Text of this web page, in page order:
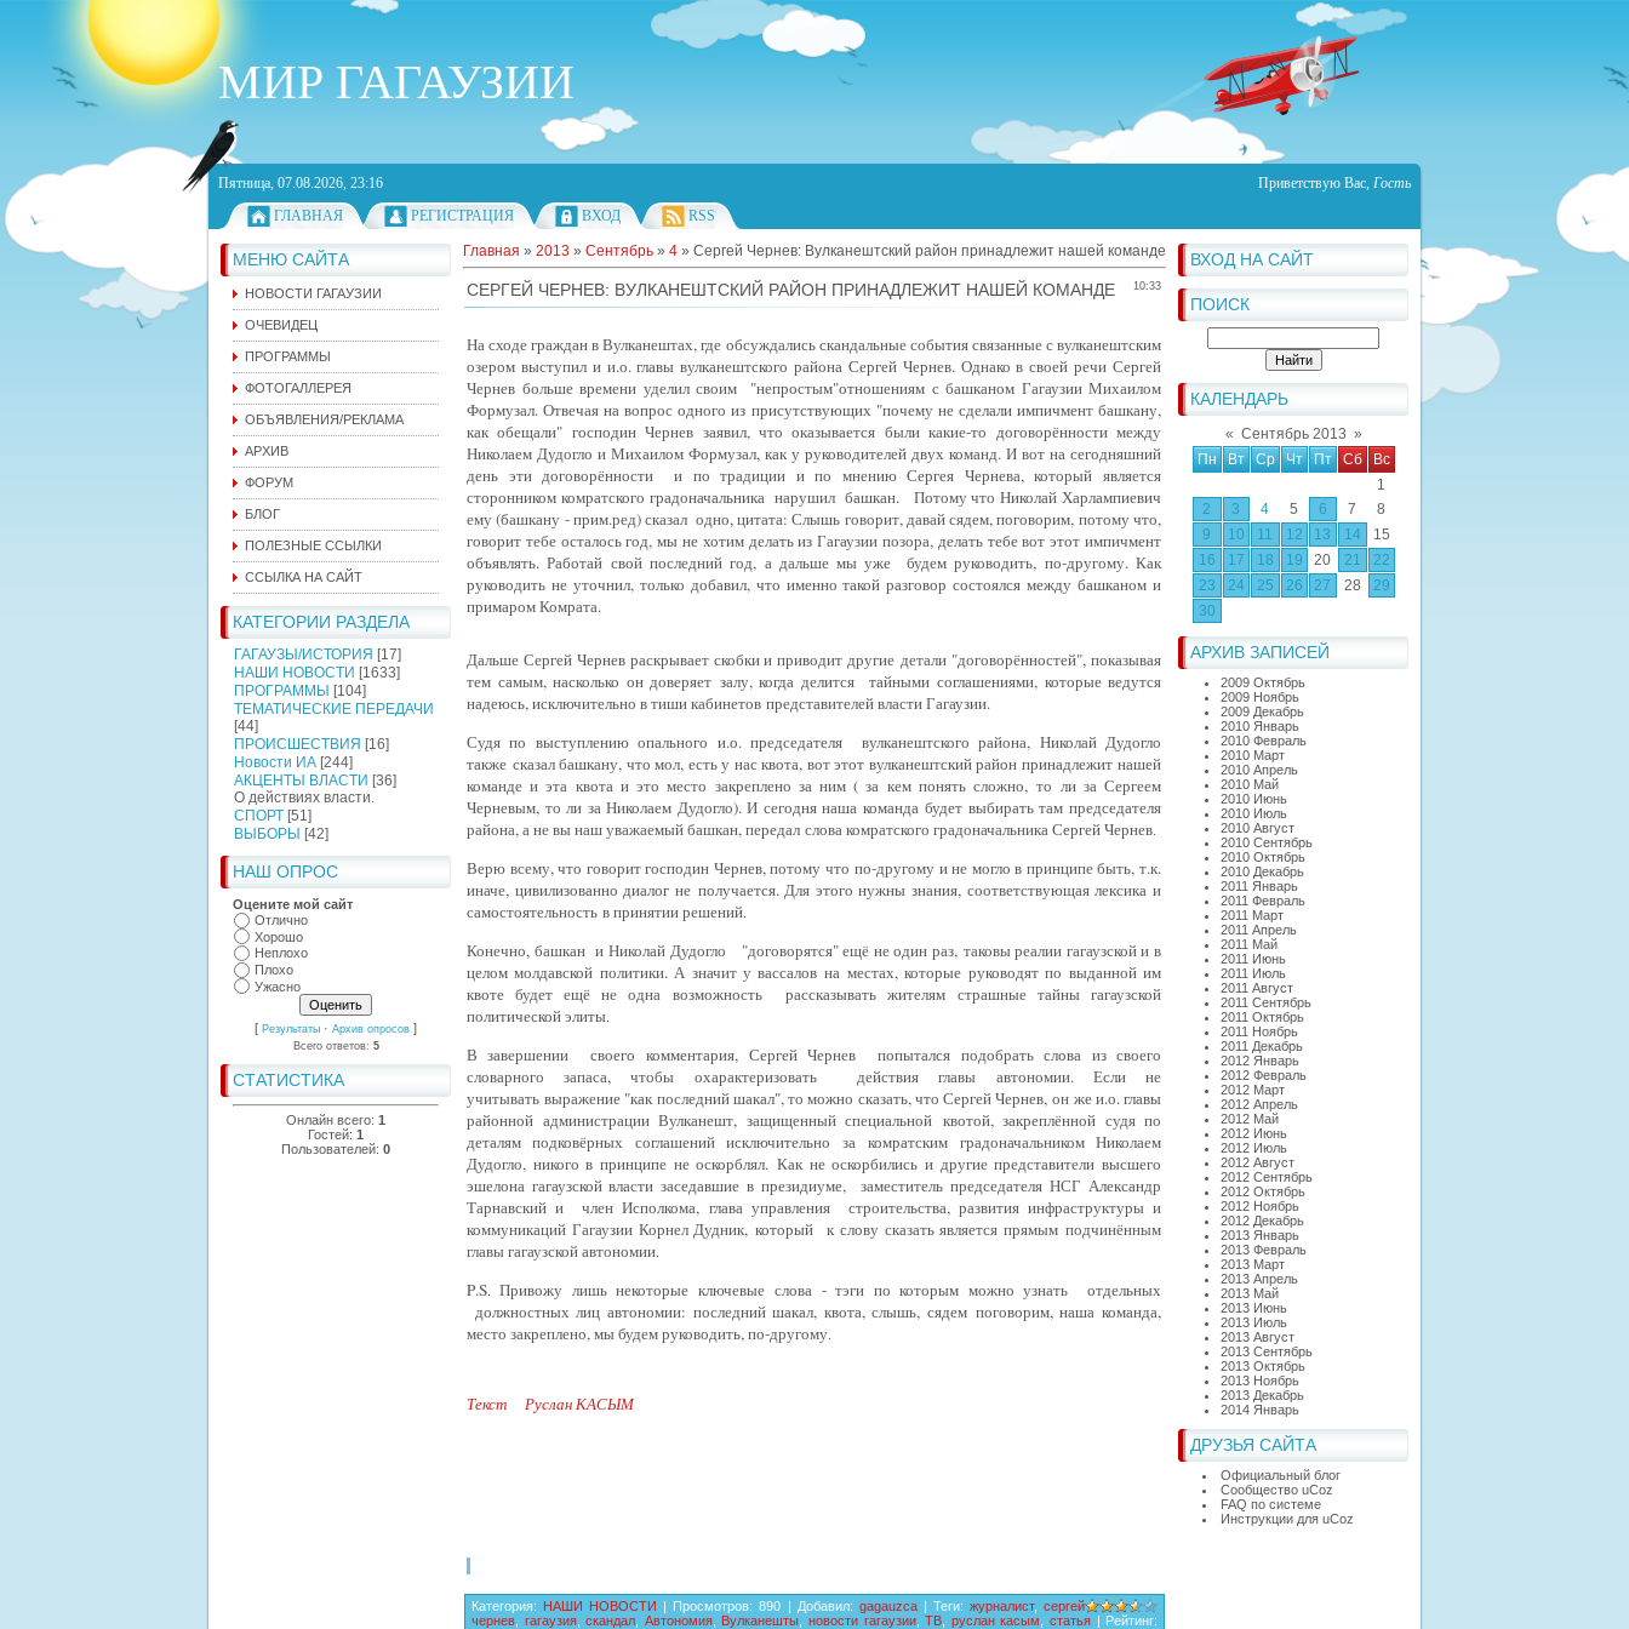
МИР ГАГАУЗИИ
Пятница, 07.08.2026, 23:16 Приветствую Вас, Гость
ГЛАВНАЯ
РЕГИСТРАЦИЯ ВХОД RSS
МЕНЮ САЙТА
НОВОСТИ ГАГАУЗИИ
ОЧЕВИДЕЦ
ПРОГРАММЫ
ФОТОГАЛЛЕРЕЯ
ОБЪЯВЛЕНИЯ/РЕКЛАМА
АРХИВ
ФОРУМ
БЛОГ
ПОЛЕЗНЫЕ ССЫЛКИ
ССЫЛКА НА САЙТ
КАТЕГОРИИ РАЗДЕЛА
ГАГАУЗЫ/ИСТОРИЯ [17]
НАШИ НОВОСТИ [1633]
ПРОГРАММЫ [104]
ТЕМАТИЧЕСКИЕ ПЕРЕДАЧИ
[44]
ПРОИСШЕСТВИЯ [16]
Новости ИА [244]
АКЦЕНТЫ ВЛАСТИ [36]
О действиях власти.
СПОРТ [51]
ВЫБОРЫ [42]
НАШ ОПРОС
Оцените мой сайт
Отлично
Хорошо
Неплохо
Плохо
Ужасно
[ Результаты · Архив опросов ]
Всего ответов: 5
СТАТИСТИКА
Онлайн всего: 1
Гостей: 1
Пользователей: 0
ВХОД НА САЙТ
ПОИСК
КАЛЕНДАРЬ
« Сентябрь 2013 »
Пн
Вт Ср Чт Пт Сб
Вс
1
2
3 4 5 6 7
8
9
10 11 12 13 14
15
16
17 18 19 20 21
22
23
24 25 26 27 28
29
30
АРХИВ ЗАПИСЕЙ
2009 Октябрь
2009 Ноябрь
2009 Декабрь
2010 Январь
2010 Февраль
2010 Март
2010 Апрель
2010 Май
2010 Июнь
2010 Июль
2010 Август
2010 Сентябрь
2010 Октябрь
2010 Декабрь
2011 Январь
2011 Февраль
2011 Март
2011 Апрель
2011 Май
2011 Июнь
2011 Июль
2011 Август
2011 Сентябрь
2011 Октябрь
2011 Ноябрь
2011 Декабрь
2012 Январь
2012 Февраль
2012 Март
2012 Апрель
2012 Май
2012 Июнь
2012 Июль
2012 Август
2012 Сентябрь
2012 Октябрь
2012 Ноябрь
2012 Декабрь
2013 Январь
2013 Февраль
2013 Март
2013 Апрель
2013 Май
2013 Июнь
2013 Июль
2013 Август
2013 Сентябрь
2013 Октябрь
2013 Ноябрь
2013 Декабрь
2014 Январь
ДРУЗЬЯ САЙТА
Официальный блог
Сообщество uCoz
FAQ по системе
Инструкции для uCoz
Главная » 2013 » Сентябрь » 4 » Сергей Чернев: Вулканештский район принадлежит нашей команде
10:33
СЕРГЕЙ ЧЕРНЕВ: ВУЛКАНЕШТСКИЙ РАЙОН ПРИНАДЛЕЖИТ НАШЕЙ КОМАНДЕ
На сходе граждан в Вулканештах, где обсуждались скандальные события связанные с вулканештским
озером выступил и и.о. главы вулканештского района Сергей Чернев. Однако в своей речи Сергей
Чернев больше времени уделил своим
"непростым"отношениям с башканом Гагаузии Михаилом
Формузал. Отвечая на вопрос одного из присутствующих "почему не сделали импичмент башкану,
как обещали" господин Чернев заявил, что оказывается были какие-то договорённости между
Николаем Дудогло и Михаилом Формузал, как у руководителей двух команд. И вот на сегодняшний
день эти договорённости
и по традиции и по мнению Сергея Чернева, который является
сторонником комратского градоначальника нарушил башкан.
Потому что Николай Харлампиевич
ему (башкану - прим.ред) сказал одно, цитата: Слышь говорит, давай сядем, поговорим, потому что,
говорит тебе осталось год, мы не хотим делать из Гагаузии позора, делать тебе вот этот импичмент
объявлять. Работай свой последний год, а дальше мы уже
будем руководить, по-другому. Как
руководить не уточнил, только добавил, что именно такой разговор состоялся между башканом и
примаром Комрата.
Дальше Сергей Чернев раскрывает скобки и приводит другиедетали "договорённостей", показывая
тем самым, насколько он доверяет залу, когда делится тайными соглашениями, которые ведутся
надеюсь, исключительно в тиши кабинетов представителей власти Гагаузии.
Судя по выступлению опального и.о. председателя вулканештского района, Николай Дудогло
также сказал башкану, что мол, есть у нас квота, вот этот вулканештский район принадлежит нашей
команде и эта квота и это место закреплено за ним ( за кем понять сложно,то ли за Сергеем
Черневым, то ли за Николаем Дудогло). И сегодня наша командабудет выбирать там председателя
района, а не вы наш уважаемый башкан, передал слова комратского градоначальника Сергей Чернев
Верю всему, что говорит господин Чернев, потому чтопо-другому и не могло в принципе быть, т.к.
иначе, цивилизованно диалог не получается. Для этого нужны знания, соответствующая лексика и
самостоятельность в принятии решений
Конечно, башкан иНиколай Дудогло "договорятся" ещё не один раз, таковы реалии гагаузской и в
целом молдавской политики. А значит у вассалов наместах, которые руководят по выданной им
квоте будет ещё не одна возможность рассказывать жителям страшные тайны гагаузской
политической элиты
В завершении своегокомментария, Сергей Чернев попыталсяподобрать слова из своего
словарного запаса, чтобы охарактеризовать действия главы автономии. Если не
учитыватьвыражение "как последний шакал", то можно сказать, что Сергей Чернев,он же и.о. главы
районной администрации Вулканешт, защищенный специальной квотой, закреплённой судя по
деталям подковёрных соглашений исключительно закомратским градоначальником Николаем
Дудогло, никого в принципе не оскорблял. Как не оскорбились и другие представители высшего
эшелона гагаузской власти заседавшиев президиуме, заместитель председателяНСГ Александр
Тарнавский и член Исполкома, глава управления
строительства, развития инфраструктуры и
коммуникаций Гагаузии Корнел Дудник,который к слову сказать является прямымподчинённым
главы гагаузской автономии
P.S .Привожу лишь некоторые ключевыеслова - тэги по которым можно узнать отдельных
должностных лиц автономии: последний шакал, квота, слышь, сядем поговорим, наша команда,
место закреплено, мы будем руководить, по-другому
Текст Руслан КАСЫМ
Категория: НАШИ НОВОСТИ | Просмотров: 890 | Добавил: gagauzca | Теги: журналист,сергей
чернев
гагаузия,скандал Автономия, Вулканешты новости гагаузии,ТВ руслан касым статья | Рейтинг: